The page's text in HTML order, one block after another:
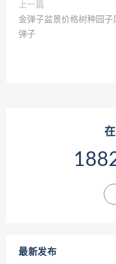
上一篇
金弹子盆景价格树种园子
弹子
最新发布